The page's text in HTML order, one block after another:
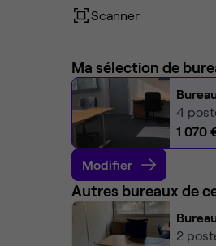
Scanner
Ma sélection de
4
1 070
Modifier
Autres bureaux de
2